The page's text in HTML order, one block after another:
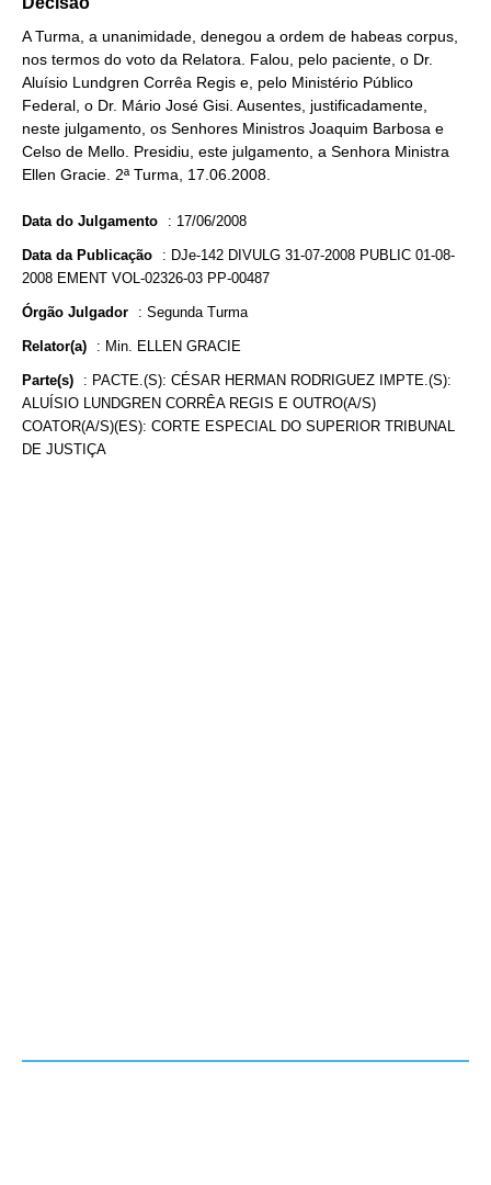
A Turma, a unanimidade, denegou a ordem de habeas corpus,
nos termos do voto da Relatora. Falou, pelo paciente, o Dr.
Aluísio Lundgren Corrêa Regis e, pelo Ministério Público
Federal, o Dr. Mário José Gisi. Ausentes, justificadamente,
neste julgamento, os Senhores Ministros Joaquim Barbosa e
Celso de Mello. Presidiu, este julgamento, a Senhora Ministra
Ellen Gracie. 2ª Turma, 17.06.2008.
Data do Julgamento : 17/06/2008
Data da Publicação : DJe-142 DIVULG 31-07-2008 PUBLIC 01-08-
2008 EMENT VOL-02326-03 PP-00487
Órgão Julgador : Segunda Turma
Relator(a) : Min. ELLEN GRACIE
Parte(s) : PACTE.(S): CÉSAR HERMAN RODRIGUEZ IMPTE.(S):
ALUÍSIO LUNDGREN CORRÊA REGIS E OUTRO(A/S)
COATOR(A/S)(ES): CORTE ESPECIAL DO SUPERIOR TRIBUNAL
DE JUSTIÇA